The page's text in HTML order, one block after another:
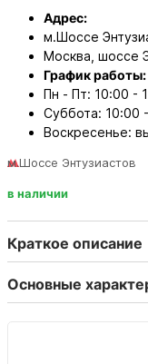
Адрес:
м.Шоссе
Москва, шоссе
График работы:
Пн - Пт: 10:00 -
Суббота: 10:00
Воскресенье:
м.Шоссе Энтузиастов
в наличии
Краткое описание
Основные